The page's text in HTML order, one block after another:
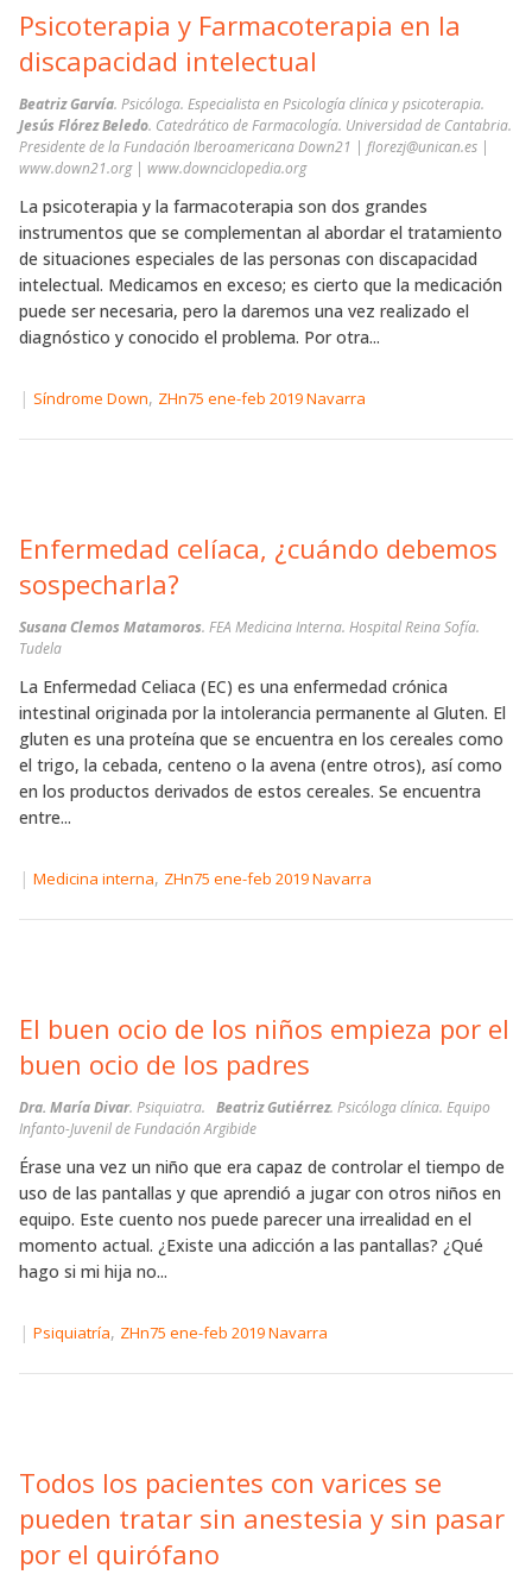
Psicoterapia y Farmacoterapia en la
discapacidad intelectual
Beatriz Garvía. Psicóloga. Especialista en Psicología clínica y psicoterapia.
Jesús Flórez Beledo. Catedrático de Farmacología. Universidad de Cantabria.
Presidente de la Fundación Iberoamericana Down21 | florezj@unican.es |
www.down21.org | www.downciclopedia.org
La psicoterapia y la farmacoterapia son dos grandes
instrumentos que se complementan al abordar el tratamiento
de situaciones especiales de las personas con discapacidad
intelectual. Medicamos en exceso; es cierto que la medicación
puede ser necesaria, pero la daremos una vez realizado el
diagnóstico y conocido el problema. Por otra...
| Síndrome Down, ZHn75 ene-feb 2019 Navarra
Enfermedad celíaca, ¿cuándo debemos
sospecharla?
Susana Clemos Matamoros. FEA Medicina Interna. Hospital Reina Sofía.
Tudela
La Enfermedad Celiaca (EC) es una enfermedad crónica
intestinal originada por la intolerancia permanente al Gluten. El
gluten es una proteína que se encuentra en los cereales como
el trigo, la cebada, centeno o la avena (entre otros), así como
en los productos derivados de estos cereales. Se encuentra
entre...
| Medicina interna, ZHn75 ene-feb 2019 Navarra
El buen ocio de los niños empieza por el
buen ocio de los padres
Dra. María Divar. Psiquiatra. Beatriz Gutiérrez. Psicóloga clínica. Equipo
Infanto-Juvenil de Fundación Argibide
Érase una vez un niño que era capaz de controlar el tiempo de
uso de las pantallas y que aprendió a jugar con otros niños en
equipo. Este cuento nos puede parecer una irrealidad en el
momento actual. ¿Existe una adicción a las pantallas? ¿Qué
hago si mi hija no...
| Psiquiatría, ZHn75 ene-feb 2019 Navarra
Todos los pacientes con varices se
pueden tratar sin anestesia y sin pasar
por el quirófano